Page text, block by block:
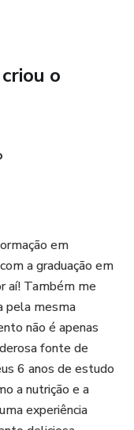
Refeições:
manter o peso ou
as
informadas
eficazes, para
e equilibrar os
seu estilo de vida
as orientações e
só aprenderá a
ganhará as
de saúde e bem-
o
em
a graduação em
aí! Também me
pela mesma
não é apenas
fonte de
6 anos de estudo
a nutrição e a
experiência